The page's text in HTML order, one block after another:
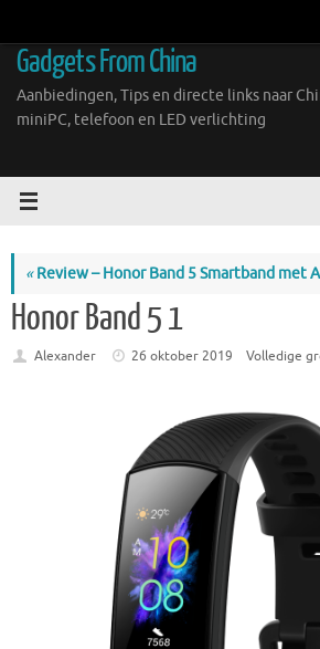
inhoud
Gadgets From China
Aanbiedingen, Tips en directe links naar
miniPC, telefoon en LED verlichting
«Review – Honor Band 5 Smartband met
Honor Band 5 1
Alexander 26 oktober 2019 Volledige